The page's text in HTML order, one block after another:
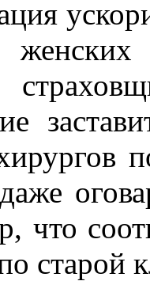
что
старой